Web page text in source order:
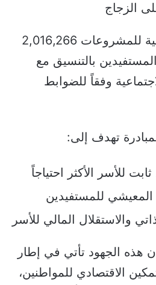
الزجاج
وبلغت التكلفة الإجمالية للمشروعات 2,016,266
بالتنسيق مع
وفقاً للضوابط
تهدف إلى:
للأسر الأكثر احتياجاً
للمستفيدين
والاستقلال المالي للأسر
هذه الجهود تأتي في إطار
الاقتصادي للمواطنين،